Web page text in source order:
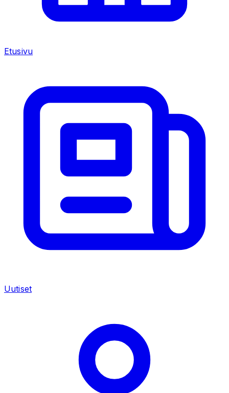
Etusivu
Uutiset